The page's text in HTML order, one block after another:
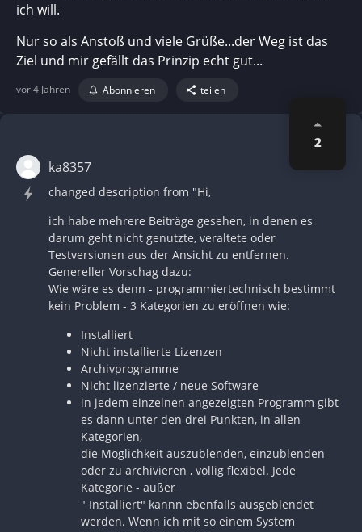
ich will.
Nur so als Anstoß und viele Grüße...der Weg ist das
Ziel und mir gefällt das Prinzip echt gut...
vor 4 Jahren Abonnieren teilen
2
ka8357
changed description from "Hi,
ich habe mehrere Beiträge gesehen, in denen es
darum geht nicht genutzte, veraltete oder
Testversionen aus der Ansicht zu entfernen.
Genereller Vorschag dazu:
Wie wäre es denn - programmiertechnisch bestimmt
kein Problem - 3 Kategorien zu eröffnen wie:
Installiert
Nicht installierte Lizenzen
Archivprogramme
Nicht lizenzierte / neue Software
in jedem einzelnen angezeigten Programm gibt
es dann unter den drei Punkten, in allen
Kategorien,
die Möglichkeit auszublenden, einzublenden
oder zu archivieren , völlig flexibel. Jede
Kategorie - außer
" Installiert" kannn ebenfalls ausgeblendet
werden. Wenn ich mit so einem System